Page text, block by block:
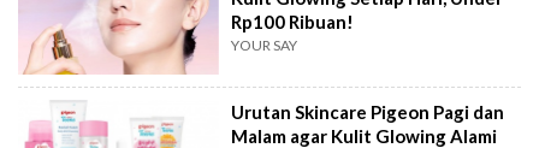
Rp100 Ribuan!
YOUR SAY
Urutan Skincare Pigeon Pagi dan
Malam agar Kulit Glowing Alami